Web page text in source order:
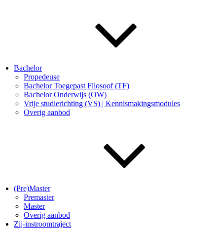
Bachelor
Propedeuse
Bachelor Toegepast Filosoof (TF)
Bachelor Onderwijs (OW)
Vrije studierichting (VS) | Kennismakingsmodules
Overig aanbod
(Pre)Master
Premaster
Master
Overig aanbod
Zij-instroomtraject